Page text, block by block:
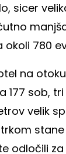
sicer
okoli 780
na
177 sob,
velik
stane
odločili